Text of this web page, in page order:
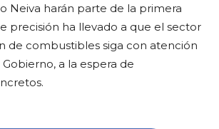
Neiva harán parte de la primera
precisión ha llevado a que el sector
de combustibles siga con atención
a la espera de